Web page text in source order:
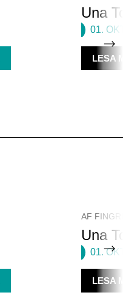
Una
01.
LESA
AF
Una
01.
LESA